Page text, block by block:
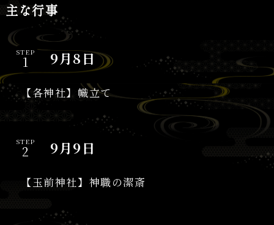
主な行事
STEP 9月8日
【各神社】幟立て
STEP 9月9日
【玉前神社】神職の潔斎